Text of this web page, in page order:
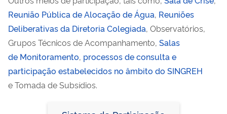
Reunião Pública de Alocação de Água, Reuniões
Deliberativas da Diretoria Colegiada, Observatórios,
Grupos Técnicos de Acompanhamento, Salas
de Monitoramento, processos de consulta e
participação estabelecidos no âmbito do SINGREH
e Tomada de Subsídios.